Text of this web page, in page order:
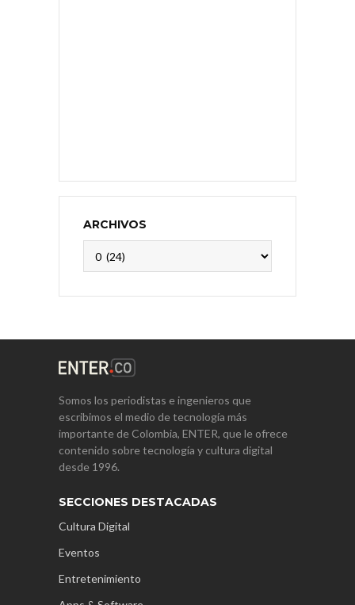
ARCHIVOS
Somos los periodistas e ingenieros que
escribimos el medio de tecnología más
importante de Colombia, ENTER, que le ofrece
contenido sobre tecnología y cultura digital
desde 1996.
SECCIONES DESTACADAS
Cultura Digital
Eventos
Entretenimiento